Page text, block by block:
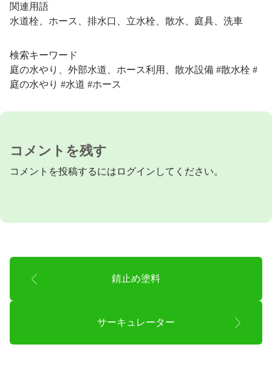
関連用語
水道栓、ホース、排水口、立水栓、散水、庭具、洗車
検索キーワード
庭の水やり、外部水道、ホース利用、散水設備 #散水栓 #
庭の水やり #水道 #ホース
コメントを残す
コメントを投稿するには ログイン してください。
錆止め塗料
サーキュレーター